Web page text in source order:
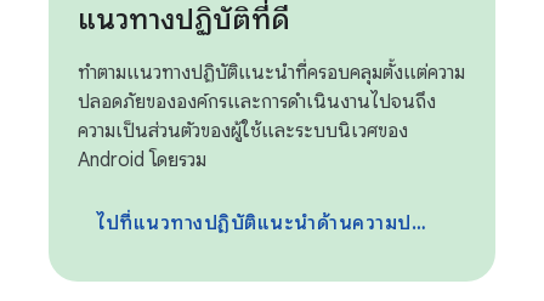
แนวทางปฏิบัติที่ดี
ทำตามแนวทางปฏิบัติแนะนำที่ครอบคลุมตั้งแต่ความ
ปลอดภัยขององค์กรและการดำเนินงานไปจนถึง
ความเป็นส่วนตัวของผู้ใช้และระบบนิเวศของ
Android โดยรวม
ไปที่แนวทางปฏิบัติแนะนำด้านความปลอดภัย